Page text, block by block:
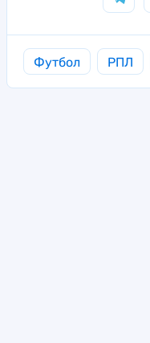
Футбол РПЛ